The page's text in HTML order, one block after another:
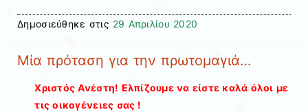
Δημοσιεύθηκε στις 29 Απριλίου 2020
Mία πρόταση για την πρωτομαγιά…
Χριστός Ανέστη! Ελπίζουμε να είστε καλά όλοι με
τις οικογένειες σας !